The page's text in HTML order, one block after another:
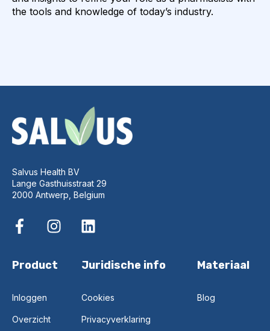
the tools and knowledge of today’s industry.
Salvus Health BV
Lange Gasthuisstraat 29
2000 Antwerp, Belgium
Product
Inloggen
Overzicht
Juridische info
Cookies
Privacyverklaring
Materiaal
Blog